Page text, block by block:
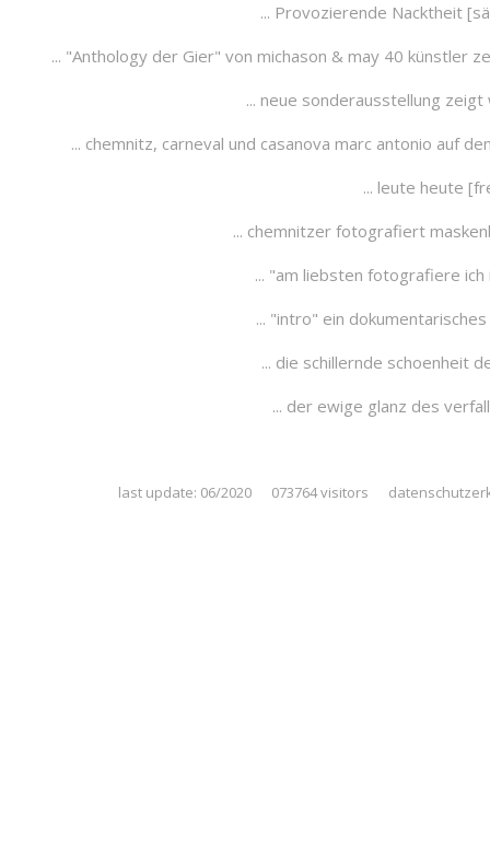
... Provozierende Nacktheit
... "Anthology der Gier" von michason & may 40 künstler
... neue sonderausstellung
... chemnitz, carneval und casanova marc antonio auf
... leute heute
... chemnitzer fotografiert
... "am liebsten fotografiere
... "intro" ein
... die schillernde schoenheit
... der ewige glanz des
last update: 06/2020 073764 visitors